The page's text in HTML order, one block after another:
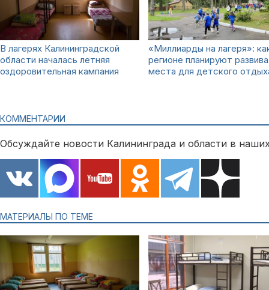
В лагерях Калининградской
области началась летняя
оздоровительная кампания
«Миллиарды на лагеря»:
регионе планируют
места для детского
КОММЕНТАРИИ
Обсуждайте новости Калининграда и области в
МАТЕРИАЛЫ ПО ТЕМЕ